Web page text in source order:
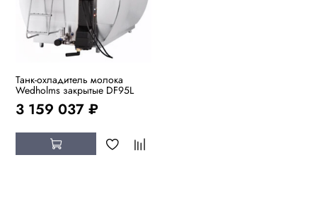
Танк-охладитель молока
Wedholms закрытые DF95L
3 159 037 ₽